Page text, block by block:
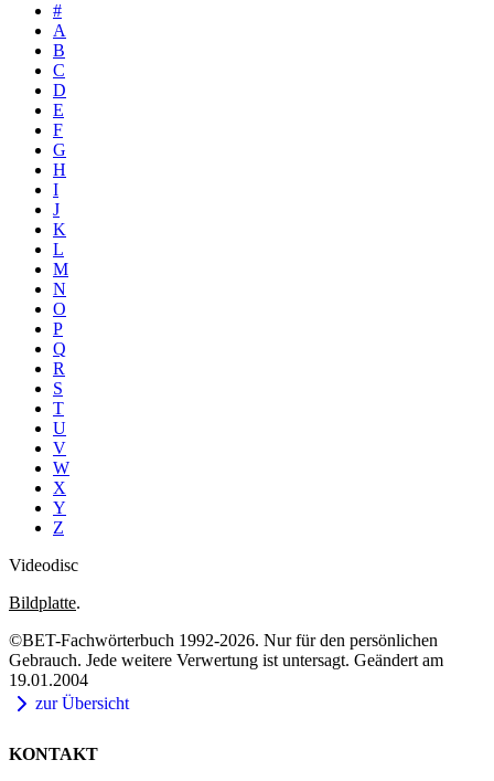
#
A
B
C
D
E
F
G
H
I
J
K
L
M
N
O
P
Q
R
S
T
U
V
W
X
Y
Z
Videodisc
Bildplatte.
©BET-Fachwörterbuch 1992-2026. Nur für den persönlichen
Gebrauch. Jede weitere Verwertung ist untersagt. Geändert am
19.01.2004
zur Übersicht
KONTAKT